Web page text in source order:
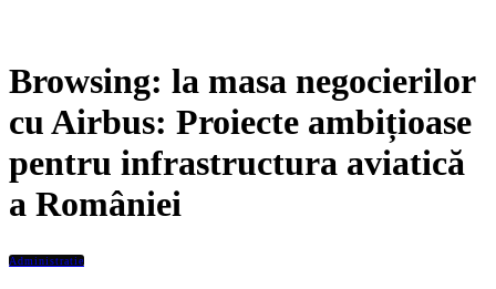
Browsing: la masa negocierilor
cu Airbus: Proiecte ambițioase
pentru infrastructura aviatică
a României
Administratie